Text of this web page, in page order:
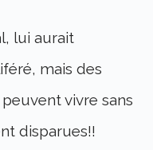
lui aurait
mais des
vivre sans
disparues!!